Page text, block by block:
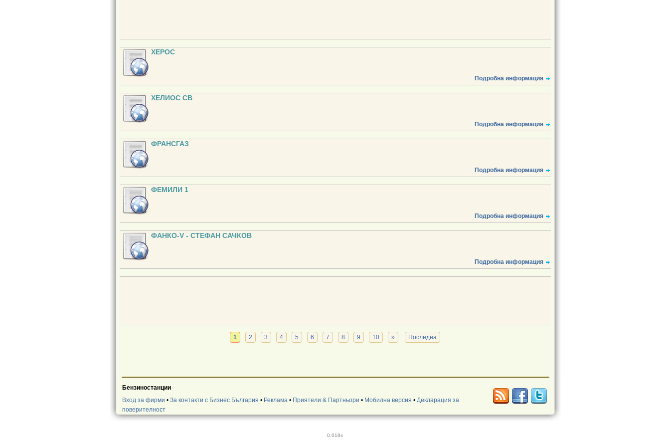
ХЕРОС
Подробна информация
ХЕЛИОС СВ
Подробна информация
ФРАНСГАЗ
Подробна информация
ФЕМИЛИ 1
Подробна информация
ФАНКО-V - СТЕФАН САЧКОВ
Подробна информация
1 2 3 4 5 6 7 8 9 10 » Последна
Бензиностанции
Вход за фирми • За контакти с Бизнес България • Реклама• Приятели & Партньори • Мобилна версия • Декларация за
поверителност
0.018s